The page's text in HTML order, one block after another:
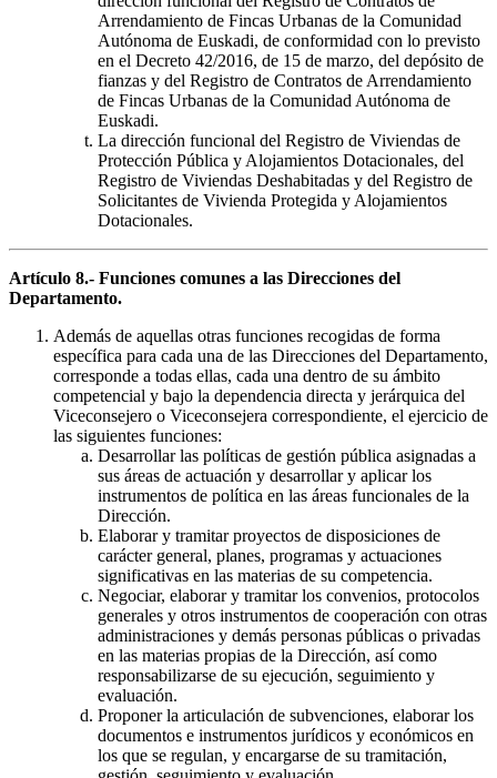
Arrendamiento de Fincas Urbanas de la Comunidad
Autónoma de Euskadi, de conformidad con lo previsto
en el Decreto 42/2016, de 15 de marzo, del depósito de
fianzas y del Registro de Contratos de Arrendamiento
de Fincas Urbanas de la Comunidad Autónoma de
Euskadi.
La dirección funcional del Registro de Viviendas de
Protección Pública y Alojamientos Dotacionales, del
Registro de Viviendas Deshabitadas y del Registro de
Solicitantes de Vivienda Protegida y Alojamientos
Dotacionales.
Artículo 8.- Funciones comunes a las Direcciones del
Departamento.
Además de aquellas otras funciones recogidas de forma
específica para cada una de las Direcciones del Departamento,
corresponde a todas ellas, cada una dentro de su ámbito
competencial y bajo la dependencia directa y jerárquica del
Viceconsejero o Viceconsejera correspondiente, el ejercicio de
las siguientes funciones:
Desarrollar las políticas de gestión pública asignadas a
sus áreas de actuación y desarrollar y aplicar los
instrumentos de política en las áreas funcionales de la
Dirección.
Elaborar y tramitar proyectos de disposiciones de
carácter general, planes, programas y actuaciones
significativas en las materias de su competencia.
Negociar, elaborar y tramitar los convenios, protocolos
generales y otros instrumentos de cooperación con otras
administraciones y demás personas públicas o privadas
en las materias propias de la Dirección, así como
responsabilizarse de su ejecución, seguimiento y
evaluación.
Proponer la articulación de subvenciones, elaborar los
documentos e instrumentos jurídicos y económicos en
los que se regulan, y encargarse de su tramitación,